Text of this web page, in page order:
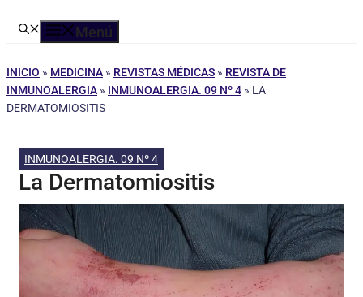
Menú
INICIO » MEDICINA » REVISTAS MÉDICAS » REVISTA DE
INMUNOALERGIA » INMUNOALERGIA. 09 Nº 4 » LA
DERMATOMIOSITIS
INMUNOALERGIA. 09 Nº 4
La Dermatomiositis